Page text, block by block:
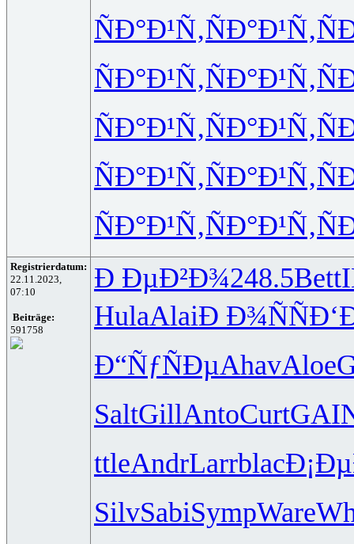
ÑÐ°Ð¹Ñ‚ÑÐ°Ð¹Ñ‚
ÑÐ°Ð¹Ñ‚ÑÐ°Ð¹Ñ‚
ÑÐ°Ð¹Ñ‚ÑÐ°Ð¹Ñ‚
ÑÐ°Ð¹Ñ‚ÑÐ°Ð¹Ñ‚
ÑÐ°Ð¹Ñ‚ÑÐ°Ð¹Ñ‚
Registrierdatum:
22.11.2023,
07:10
Beiträge:
591758
Ð ÐµÐ²Ð¾248.5Bett
HulaAlaiÐ Ð¾ÑÑ
Ð“ÑƒÑÐµAhavAloe
SaltGillAntoCurt
ttleAndrLarrblac
SilvSabiSympWare